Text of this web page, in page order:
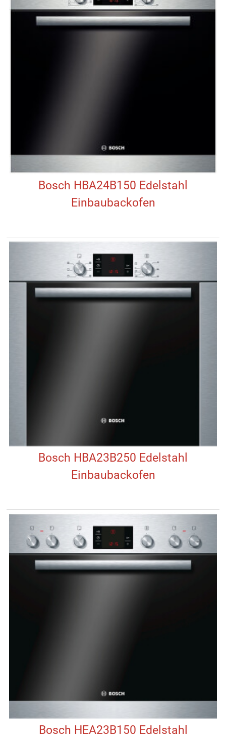
Bosch HBA24B150 Edelstahl
Einbaubackofen
Bosch HBA23B250 Edelstahl
Einbaubackofen
Bosch HEA23B150 Edelstahl